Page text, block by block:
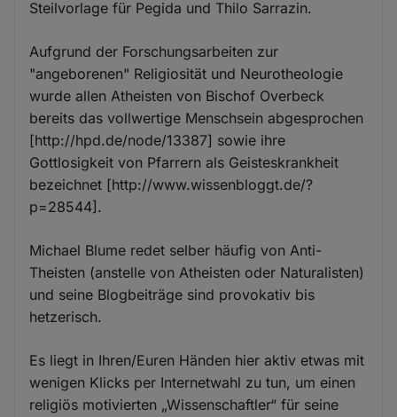
Steilvorlage für Pegida und Thilo Sarrazin.
Aufgrund der Forschungsarbeiten zur
"angeborenen" Religiosität und Neurotheologie
wurde allen Atheisten von Bischof Overbeck
bereits das vollwertige Menschsein abgesprochen
[http://hpd.de/node/13387] sowie ihre
Gottlosigkeit von Pfarrern als Geisteskrankheit
bezeichnet [http://www.wissenbloggt.de/?
p=28544].
Michael Blume redet selber häufig von Anti-
Theisten (anstelle von Atheisten oder Naturalisten)
und seine Blogbeiträge sind provokativ bis
hetzerisch.
Es liegt in Ihren/Euren Händen hier aktiv etwas mit
wenigen Klicks per Internetwahl zu tun, um einen
religiös motivierten „Wissenschaftler“ für seine